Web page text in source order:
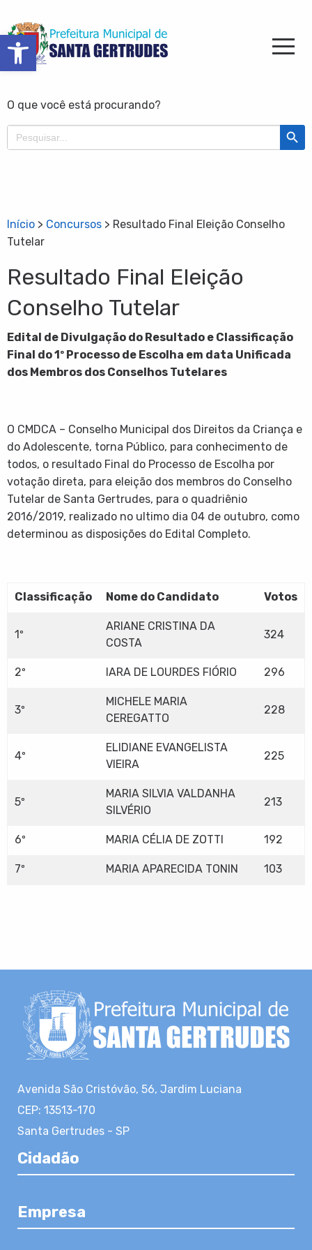
Barra de Ferramentas Aberta
O que você está procurando?
Search
for:
Search
Início > Concursos > Resultado Final Eleição Conselho
Tutelar
Resultado Final Eleição
Conselho Tutelar
Edital de Divulgação do Resultado e Classificação
Final do 1º Processo de Escolha em data Unificada
dos Membros dos Conselhos Tutelares
O CMDCA – Conselho Municipal dos Direitos da Criança e
do Adolescente, torna Público, para conhecimento de
todos, o resultado Final do Processo de Escolha por
votação direta, para eleição dos membros do Conselho
Tutelar de Santa Gertrudes, para o quadriênio
2016/2019, realizado no ultimo dia 04 de outubro, como
determinou as disposições do Edital Completo.
Classificação Nome do Candidato Votos
1º
ARIANE CRISTINA DA
COSTA
324
2º IARA DE LOURDES FIÓRIO 296
3º
MICHELE MARIA
CEREGATTO
228
4º
ELIDIANE EVANGELISTA
VIEIRA
225
5º
MARIA SILVIA VALDANHA
SILVÉRIO
213
6º MARIA CÉLIA DE ZOTTI 192
7º MARIA APARECIDA TONIN 103
Avenida São Cristóvão, 56, Jardim Luciana
CEP: 13513-170
Santa Gertrudes - SP
Cidadão
Empresa